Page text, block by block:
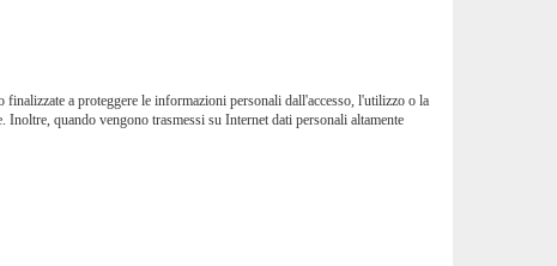
a proteggere le informazioni personali dall'accesso, l'utilizzo o la
quando vengono trasmessi su Internet dati personali altamente